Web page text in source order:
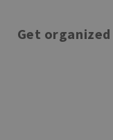
Get organized